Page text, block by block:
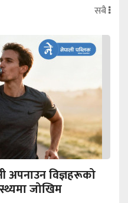
सबै
अपनाउन विज्ञहरूको
जोखिम